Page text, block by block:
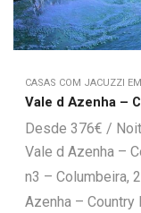
CASAS COM JACUZZI
Vale d Azenha –
376€
Vale d Azenha –
n3 – Columbeira,
Azenha –